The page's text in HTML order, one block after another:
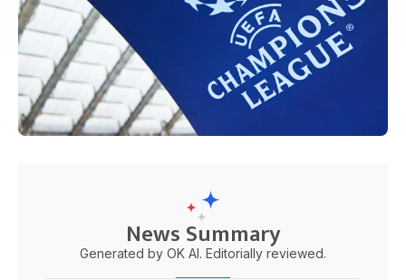
News Summary
Generated by OK AI. Editorially reviewed.